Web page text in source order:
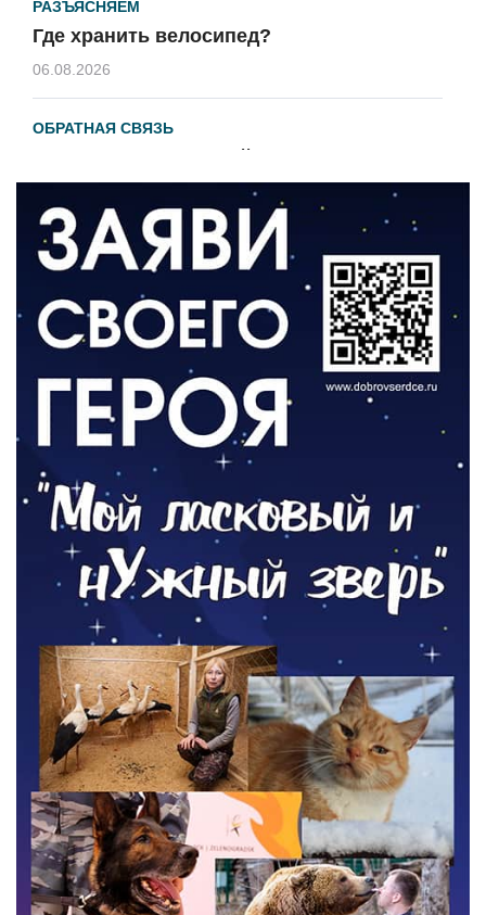
РАЗЪЯСНЯЕМ
Где хранить велосипед?
06.08.2026
ОБРАТНАЯ СВЯЗЬ
Администрация онлайн
ВЛАСТЬ
День памяти и «Симфония народов»
06.08.2026
Новый настил на экотропе
05.08.2026